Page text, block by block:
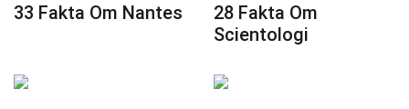
33 Fakta Om Nantes
28 Fakta Om
Scientologi